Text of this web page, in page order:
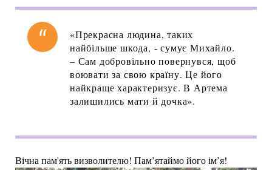
«Прекрасна людина, таких
найбільше шкода, - сумує Михайло.
– Сам добровільно повернувся, щоб
воювати за свою країну. Це його
найкраще характеризує. В Артема
залишились мати й дочка».
Вічна пам'ять визволителю! Пам’ятаймо його ім’я!